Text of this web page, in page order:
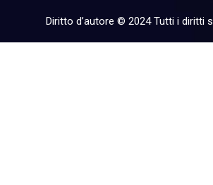
Diritto d’autore © 2024 Tutti i diritti